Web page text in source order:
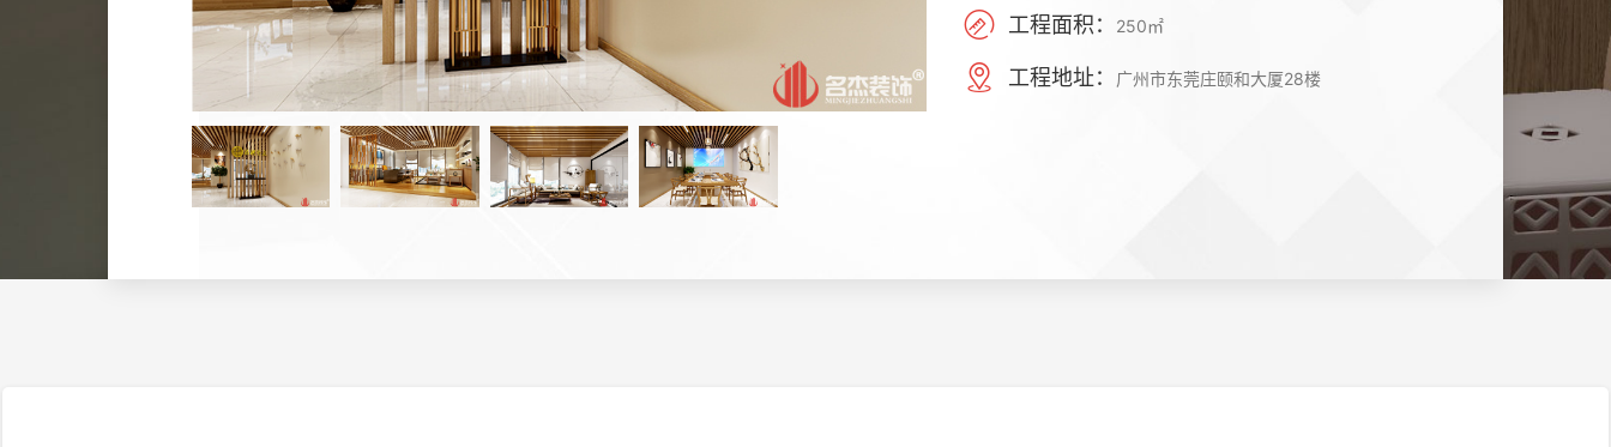
工程面积： 250㎡
工程地址： 广州市东莞庄颐和大厦28楼